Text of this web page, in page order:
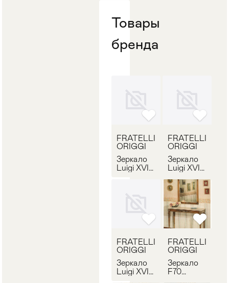
Товары
бренда
FRATELLI
ORIGGI
Зеркало
Luigi XVI
FRATELLI
ORIGGI
Зеркало
Luigi XVI
FRATELLI
ORIGGI
1082
FRATELLI
ORIGGI
Зеркало
Luigi XVI
FRATELLI
ORIGGI
Зеркало
F70